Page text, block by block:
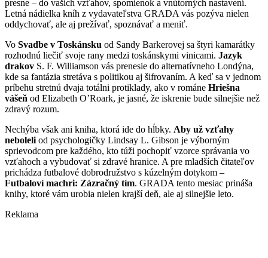
presne – do vašich vzťahov, spomienok a vnútorných nastavení.
Letná nádielka kníh z vydavateľstva GRADA vás pozýva nielen
oddychovať, ale aj prežívať, spoznávať a meniť.
Vo Svadbe v Toskánsku od Sandy Barkerovej sa štyri kamarátky
rozhodnú liečiť svoje rany medzi toskánskymi vinicami. Jazyk
drakov S. F. Williamson vás prenesie do alternatívneho Londýna,
kde sa fantázia stretáva s politikou aj šifrovaním. A keď sa v jednom
príbehu stretnú dvaja totálni protiklady, ako v románe Hriešna
vášeň od Elizabeth O’Roark, je jasné, že iskrenie bude silnejšie než
zdravý rozum.
Nechýba však ani kniha, ktorá ide do hĺbky. Aby už vzťahy
neboleliod psychologičky Lindsay L. Gibson je výborným
sprievodcom pre každého, kto túži pochopiť vzorce správania vo
vzťahoch a vybudovať si zdravé hranice. A pre mladších čitateľov
prichádza futbalové dobrodružstvo s kúzelným dotykom –
Futbaloví machri: Zázračný tím. GRADA tento mesiac prináša
knihy, ktoré vám urobia nielen krajší deň, ale aj silnejšie leto.
Reklama